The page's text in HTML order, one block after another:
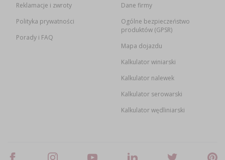
Reklamacje i zwroty
Polityka prywatności
Porady i FAQ
Dane firmy
Ogólne bezpieczeństwo
produktów (GPSR)
Mapa dojazdu
Kalkulator winiarski
Kalkulator nalewek
Kalkulator serowarski
Kalkulator wędliniarski